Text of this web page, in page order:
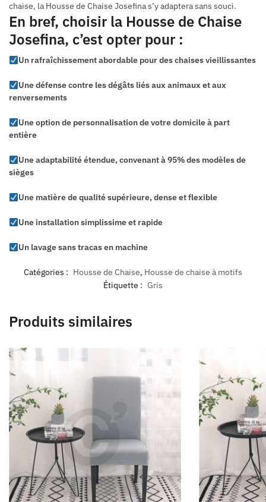
chaise, la Housse de Chaise Josefina s’y adaptera sans souci.
En bref, choisir la Housse de Chaise
Josefina, c’est opter pour :
Un rafraîchissement abordable pour des chaises vieillissantes
Une défense contre les dégâts liés aux animaux et aux
renversements
Une option de personnalisation de votre domicile à part
entière
Une adaptabilité étendue, convenant à 95% des modèles de
sièges
Une matière de qualité supérieure, dense et flexible
Une installation simplissime et rapide
Un lavage sans tracas en machine
Catégories : Housse de Chaise, Housse de chaise à motifs
Étiquette : Gris
Produits similaires